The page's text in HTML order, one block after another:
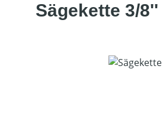
Sägekette 3/
Bildergalerie überspringen